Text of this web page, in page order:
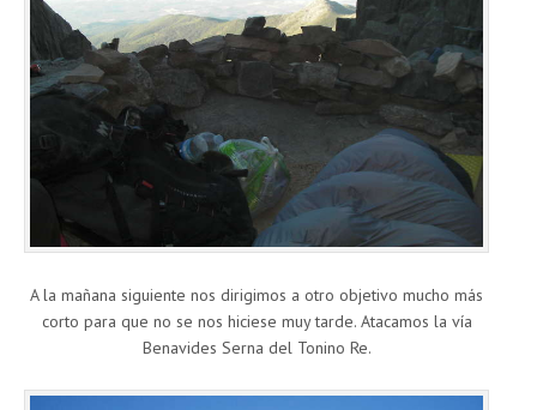
A la mañana siguiente nos dirigimos a otro objetivo mucho más
corto para que no se nos hiciese muy tarde. Atacamos la vía
Benavides Serna del Tonino Re.